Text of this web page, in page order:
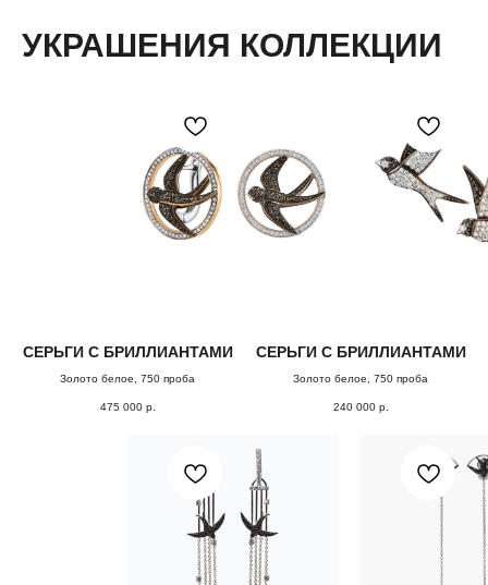
УКРАШЕНИЯ КОЛЛЕКЦИИ
СЕРЬГИ С БРИЛЛИАНТАМИ
Золото белое, 750 проба
475 000 р.
СЕРЬГИ С БРИЛЛИАНТАМИ
Золото белое, 750 проба
240 000 р.